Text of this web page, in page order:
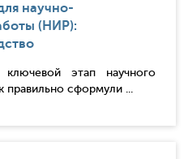
научно-
(НИР):
ключевой этап научного
правильно сформули ...